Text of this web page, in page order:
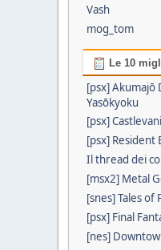
Vash
mog_tom
Le 10
[psx] Akumajō
Yasōkyoku
[psx]
[psx] Resident
Il thread dei
[msx2] Metal
[snes] Tales of
[psx] Final
[nes]